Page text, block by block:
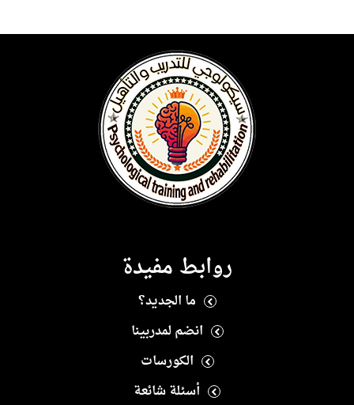
روابط مفيدة
ما الجديد؟
انضم لمدربينا
الكورسات
أسئلة شائعة